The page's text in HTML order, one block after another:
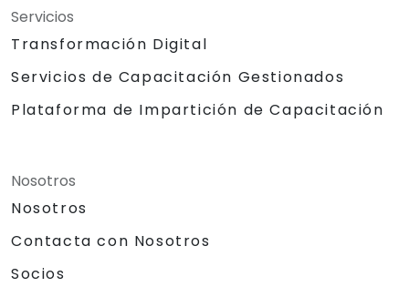
Servicios
Transformación Digital
Servicios de Capacitación Gestionados
Plataforma de Impartición de Capacitación
Nosotros
Nosotros
Contacta con Nosotros
Socios